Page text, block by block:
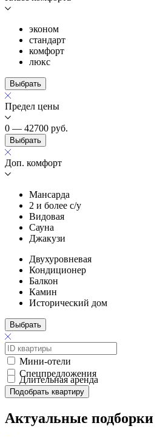
эконом
стандарт
комфорт
люкс
Выбрать
Предел цены
0 — 42700 руб.
Выбрать
Доп. комфорт
Мансарда
2 и более с/у
Видовая
Сауна
Джакузи
Двухуровневая
Кондиционер
Балкон
Камин
Исторический дом
Выбрать
Мини-отели
Спецпредложения
Длительная аренда
Подобрать квартиру
Актуальные подборки